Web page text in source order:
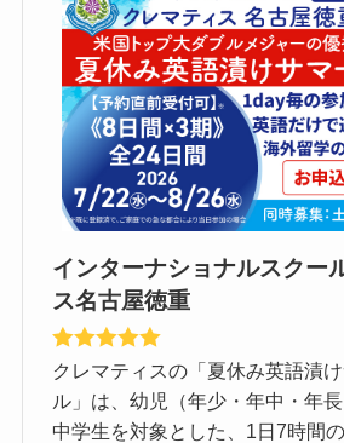
インターナショナルスクー
ス名古屋徳重
クレマティスの「夏休み英語漬
ル」は、幼児（年少・年中・年
中学生を対象とした、1日7時間